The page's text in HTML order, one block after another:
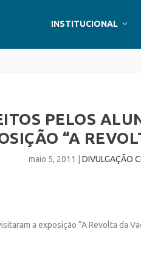
INSTITUCIONAL
PELOS
“A
maio 5, 2011 |DIVULGAÇÃO
a exposição “A Revolta da